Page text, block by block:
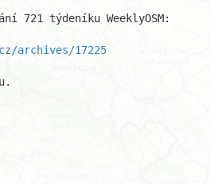
721 týdeníku WeeklyOSM:
archives/17225